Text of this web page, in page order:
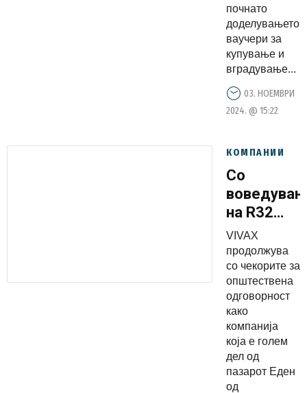
почнато
доделувањето
ваучери за
купување и
вградување...
03. НОЕМВРИ
2024. @ 15:22
КОМПАНИИ
Со
на R32
фреонот
се
до 9%
поголема
заштита
на
животната
средина
VIVAX
продолжува
со чекорите за
општествена
одговорност
како
компанија
која е голем
дел од
пазарот Еден
од